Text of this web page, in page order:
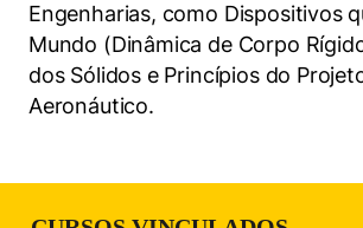
Engenharias, como Dispositivos
Mundo (Dinâmica de Corpo
dos Sólidos e Princípios do
Aeronáutico.
Cookies estritamente necessários